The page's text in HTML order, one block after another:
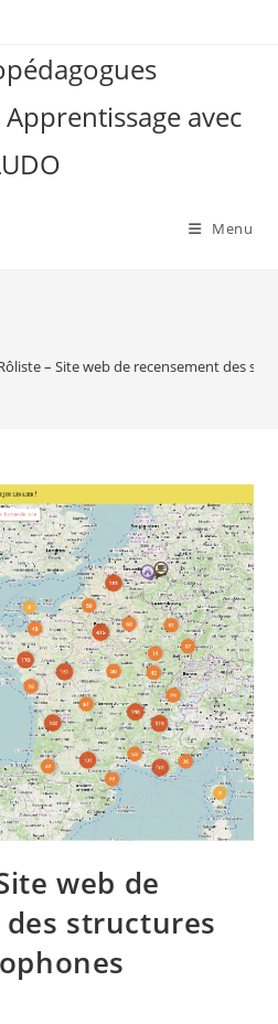
avec
Menu
– Site web de recensement des
web de
structures